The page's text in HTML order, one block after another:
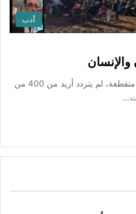
أدب
تحت أمطار لم تتوقف إلا في فترات متقطعة، لم يتردد أزيد من 400 من